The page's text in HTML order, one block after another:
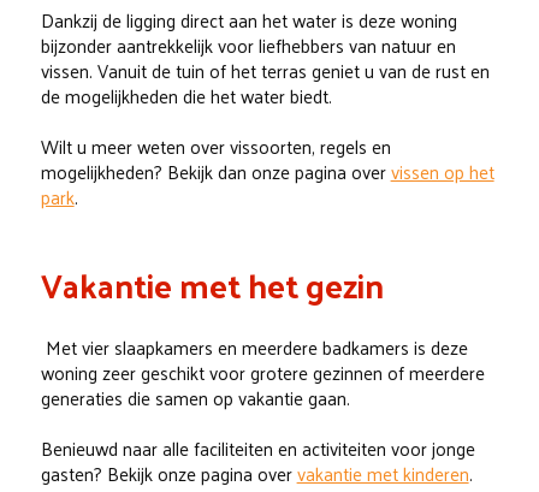
Dankzij de ligging direct aan het water is deze woning
bijzonder aantrekkelijk voor liefhebbers van natuur en
vissen. Vanuit de tuin of het terras geniet u van de rust en
de mogelijkheden die het water biedt.
Wilt u meer weten over vissoorten, regels en
mogelijkheden? Bekijk dan onze pagina overvissen op het
park.
Vakantie met het gezin
Met vier slaapkamers en meerdere badkamers is deze
woning zeer geschikt voor grotere gezinnen of meerdere
generaties die samen op vakantie gaan.
Benieuwd naar alle faciliteiten en activiteiten voor jonge
gasten? Bekijk onze pagina overvakantie met kinderen.